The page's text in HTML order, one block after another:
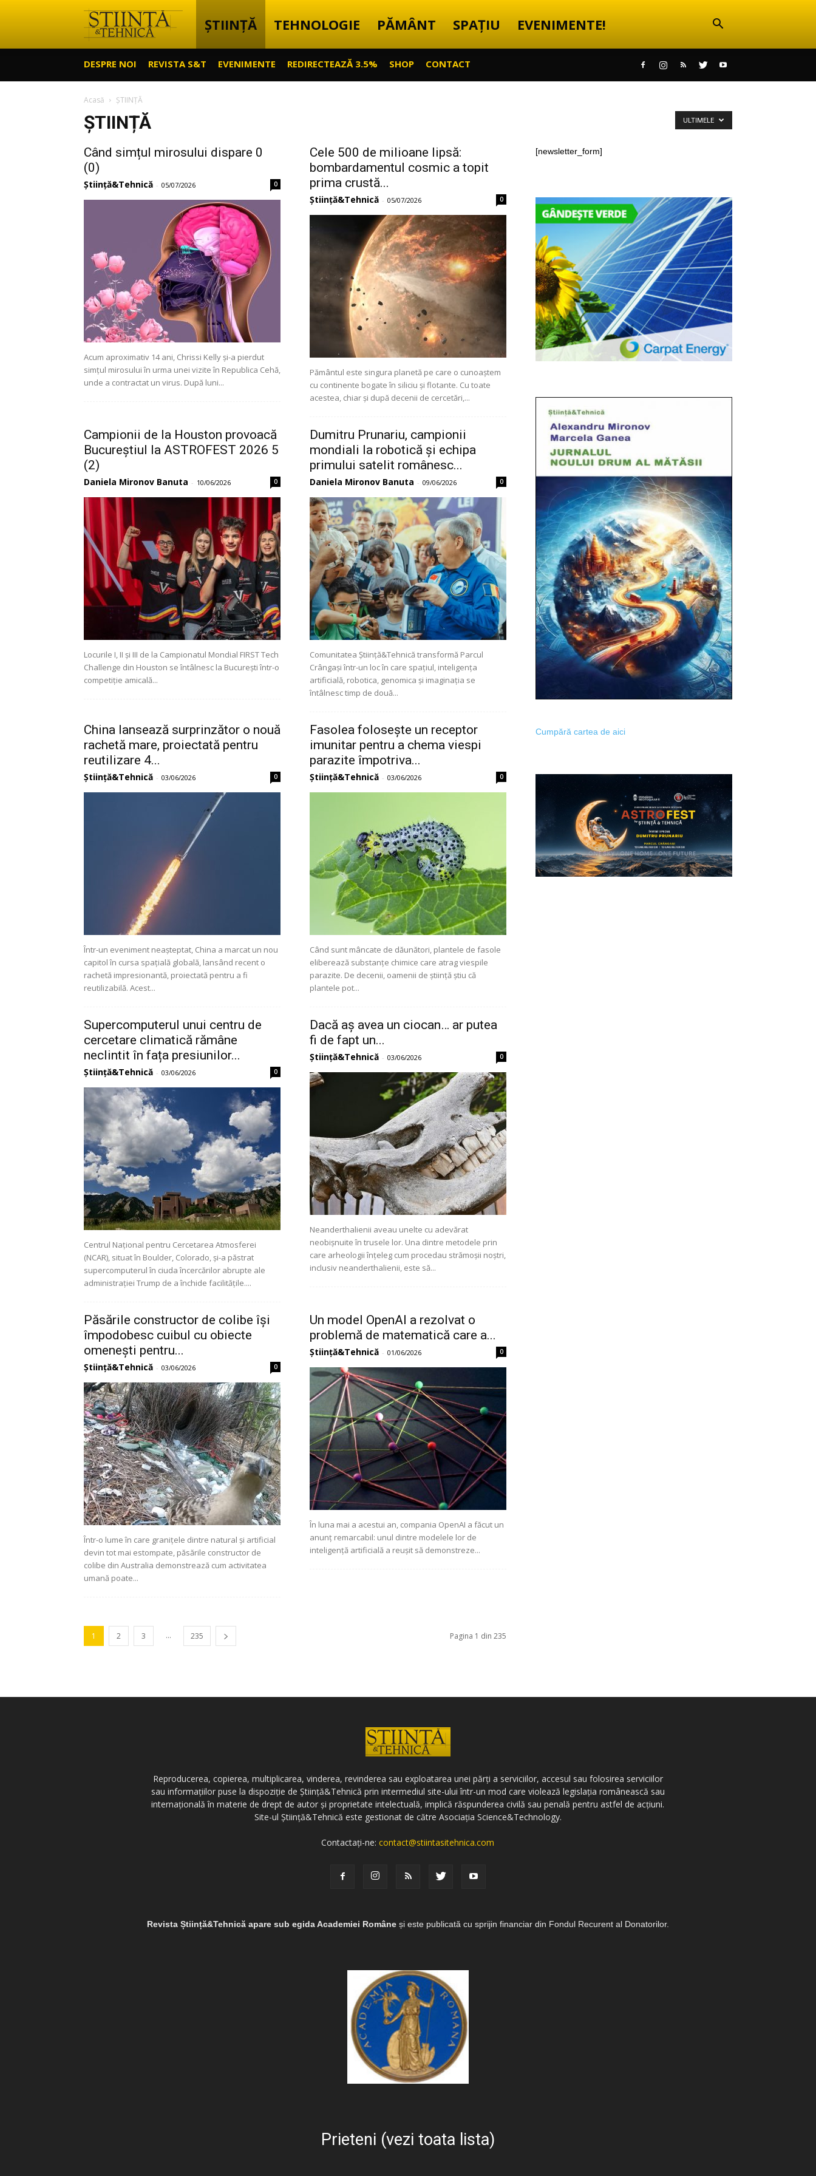
Știință
ȘTIINȚĂ TEHNOLOGIE PĂMÂNT SPAȚIU EVENIMENTE!
DESPRE NOI REVISTA S&T EVENIMENTE REDIRECTEAZĂ 3.5% SHOP CONTACT
Acasă ȘTIINȚĂ
ȘTIINȚĂ ULTIMELE
Când simțul mirosului dispare 0
(0)
Știință&Tehnică - 05/07/2026 0
Acum aproximativ 14 ani, Chrissi Kelly și-a pierdut
simțul mirosului în urma unei vizite în Republica Cehă,
unde a contractat un virus. După luni...
Cele 500 de milioane lipsă:
bombardamentul cosmic a topit
prima crustă...
Știință&Tehnică - 05/07/2026 0
Pământul este singura planetă pe care o cunoaștem
cu continente bogate în siliciu și flotante. Cu toate
acestea, chiar și după decenii de cercetări,...
Campionii de la Houston provoacă
Bucureștiul la ASTROFEST 2026 5
(2)
Daniela Mironov Banuta - 10/06/2026 0
Locurile I, II și III de la Campionatul Mondial FIRST Tech
Challenge din Houston se întâlnesc la București într-o
competiție amicală...
Dumitru Prunariu, campionii
mondiali la robotică și echipa
primului satelit românesc...
Daniela Mironov Banuta - 09/06/2026 0
Comunitatea Știință&Tehnică transformă Parcul
Crângași într-un loc în care spațiul, inteligența
artificială, robotica, genomica și imaginația se
întâlnesc timp de două...
China lansează surprinzător o nouă
rachetă mare, proiectată pentru
reutilizare 4...
Știință&Tehnică - 03/06/2026 0
Într-un eveniment neașteptat, China a marcat un nou
capitol în cursa spațială globală, lansând recent o
rachetă impresionantă, proiectată pentru a fi
reutilizabilă. Acest...
Fasolea folosește un receptor
imunitar pentru a chema viespi
parazite împotriva...
Știință&Tehnică - 03/06/2026 0
Când sunt mâncate de dăunători, plantele de fasole
eliberează substanțe chimice care atrag viespile
parazite. De decenii, oamenii de știință știu că
plantele pot...
Supercomputerul unui centru de
cercetare climatică rămâne
neclintit în fața presiunilor...
Știință&Tehnică - 03/06/2026 0
Centrul Național pentru Cercetarea Atmosferei
(NCAR), situat în Boulder, Colorado, și-a păstrat
supercomputerul în ciuda încercărilor abrupte ale
administrației Trump de a închide facilitățile....
Dacă aș avea un ciocan… ar putea
fi de fapt un...
Știință&Tehnică - 03/06/2026 0
Neanderthalienii aveau unelte cu adevărat
neobișnuite în trusele lor. Una dintre metodele prin
care arheologii înțeleg cum procedau strămoșii noștri,
inclusiv neanderthalienii, este să...
Păsările constructor de colibe își
împodobesc cuibul cu obiecte
omenești pentru...
Știință&Tehnică - 03/06/2026 0
Într-o lume în care granițele dintre natural și artificial
devin tot mai estompate, păsările constructor de
colibe din Australia demonstrează cum activitatea
umană poate...
Un model OpenAI a rezolvat o
problemă de matematică care a...
Știință&Tehnică - 01/06/2026 0
În luna mai a acestui an, compania OpenAI a făcut un
anunț remarcabil: unul dintre modelele lor de
inteligență artificială a reușit să demonstreze...
1 2 3 ... 235 Pagina 1 din 235
[newsletter_form]
Cumpără cartea de aici
Reproducerea, copierea, multiplicarea, vinderea, revinderea sau exploatarea unei părți a serviciilor, accesul sau folosirea serviciilor
sau informațiilor puse la dispoziție de Știință&Tehnică prin intermediul site-ului într-un mod care violează legislația românească sau
internațională în materie de drept de autor și proprietate intelectuală, implică răspunderea civilă sau penală pentru astfel de acțiuni.
Site-ul Știință&Tehnică este gestionat de către Asociația Science&Technology.
Contactați-ne:contact@stiintasitehnica.com
Revista Știință&Tehnică apare sub egida Academiei Române și este publicată cu sprijin financiar din Fondul Recurent al Donatorilor.
Prieteni (vezi toata lista)